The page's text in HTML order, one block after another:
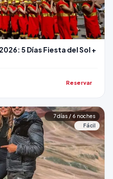
5 Días Fiesta del Sol +
Reservar
7 días / 6 noches
Fácil